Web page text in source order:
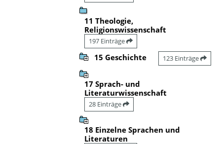
11 Theologie,
Religionswissenschaft
197 Einträge
15 Geschichte 123 Einträge
17 Sprach- und
Literaturwissenschaft
28 Einträge
18 Einzelne Sprachen und
Literaturen